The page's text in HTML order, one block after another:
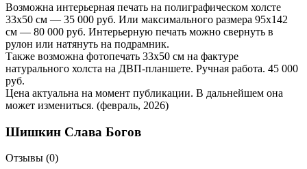
Возможна интерьерная печать на полиграфическом холсте
33х50 см — 35 000 руб. Или максимального размера 95х142
см — 80 000 руб. Интерьерную печать можно свернуть в
рулон или натянуть на подрамник.
Также возможна фотопечать 33х50 см на фактуре
натурального холста на ДВП-планшете. Ручная работа. 45 000
руб.
Цена актуальна на момент публикации. В дальнейшем она
может измениться. (февраль, 2026)
Шишкин Слава Богов
Отзывы (0)